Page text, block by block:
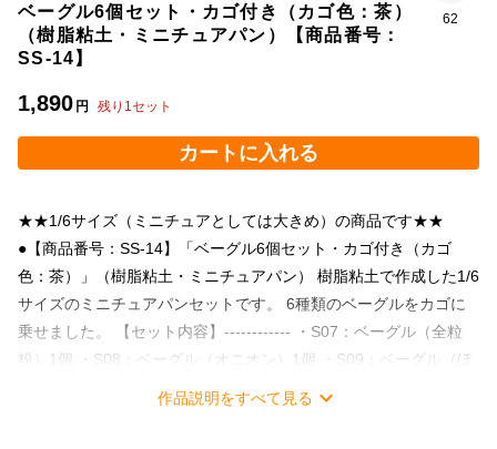
ベーグル6個セット・カゴ付き（カゴ色：茶）
（樹脂粘土・ミニチュアパン）【商品番号：
SS-14】
1,890 円 残り 1セット
62
カートに入れる
★★1/6サイズ（ミニチュアとしては大きめ）の商品です★★
●【商品番号：SS-14】「ベーグル6個セット・カゴ付き（カゴ
色：茶）」（樹脂粘土・ミニチュアパン） 樹脂粘土で作成した1/6
サイズのミニチュアパンセットです。 6種類のベーグルをカゴに
乗せました。 【セット内容】------------ ・S07：ベーグル（全粒
粉）1個 ・S08：ベーグル（オニオン）1個 ・S09：ベーグル（ほ
うれん草）1個 ・S10：ベーグル（シナモンレーズン）1個 ・
作品説明をすべて見る